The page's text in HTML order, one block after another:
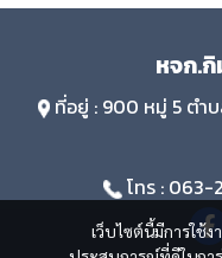
เว็บไซต์นี้มีการใช้
หจก.
ที่อยู่ : 900 หมู่ 5 ตำ
โทร : 063-